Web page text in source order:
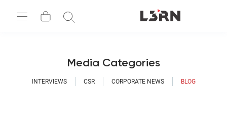
Media Categories
BLOG
CORPORATE NEWS
CSR
INTERVIEWS